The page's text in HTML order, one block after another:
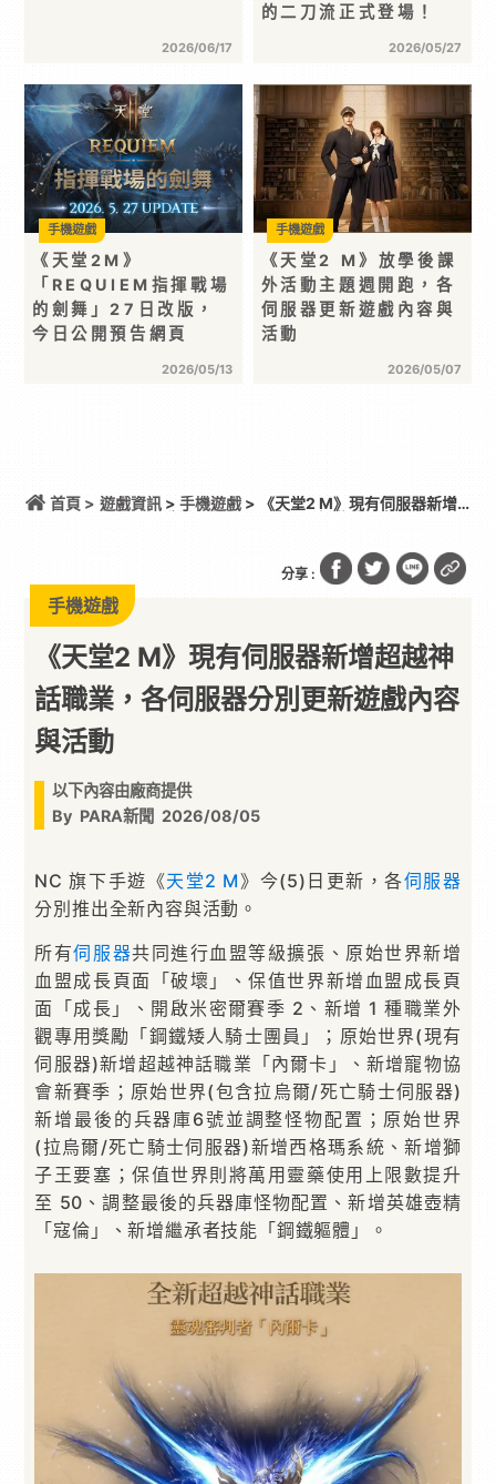
2026/06/17
的二刀流正式登場！
2026/05/27
《天堂2M》
「REQUIEM指揮戰場
的劍舞」27日改版，
今日公開預告網頁
2026/05/13
手機遊戲
《天堂2 M》放學後課
外活動主題週開跑，各
伺服器更新遊戲內容與
活動
2026/05/07
手機遊戲
首頁 > 遊戲資訊> 手機遊戲> 《天堂2 M》現有伺服器新增
分享 :
手機遊戲
《天堂2 M》現有伺服器新增超越神
話職業，各伺服器分別更新遊戲內容
與活動
以下內容由廠商提供
By PARA新聞 2026/08/05
NC 旗下手遊《天堂2 M》今(5)日更新，各伺服器
分別推出全新內容與活動。
所有伺服器共同進行血盟等級擴張、原始世界新增
血盟成長頁面「破壞」、保值世界新增血盟成長頁
面「成長」、開啟米密爾賽季 2、新增 1 種職業外
觀專用獎勵「鋼鐵矮人騎士團員」；原始世界(現有
伺服器)新增超越神話職業「內爾卡」、新增寵物協
會新賽季；原始世界(包含拉烏爾/死亡騎士伺服器)
新增最後的兵器庫6號並調整怪物配置；原始世界
(拉烏爾/死亡騎士伺服器)新增西格瑪系統、新增獅
子王要塞；保值世界則將萬用靈藥使用上限數提升
至 50、調整最後的兵器庫怪物配置、新增英雄壺精
「寇倫」、新增繼承者技能「鋼鐵軀體」。